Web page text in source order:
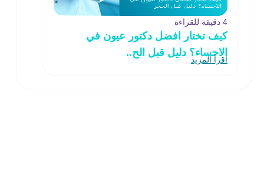
4 دقيقة للقراءة
كيف تختار افضل دكتور عيون في
الاحساء؟ دليل قبل الح..
اقرأ المزيد